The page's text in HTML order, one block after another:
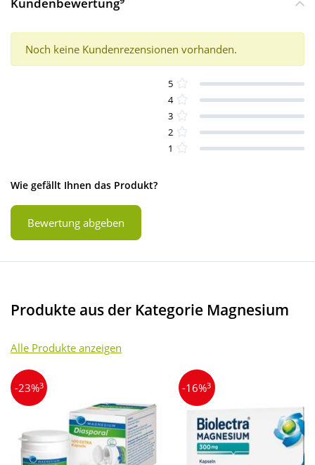
Kundenbewertung
Noch keine Kundenrezensionen vorhanden.
5
4
3
2
1
Wie gefällt Ihnen das Produkt?
Bewertung abgeben
Produkte aus der Kategorie Magnesium
Alle Produkte anzeigen
-23%3 -16%3